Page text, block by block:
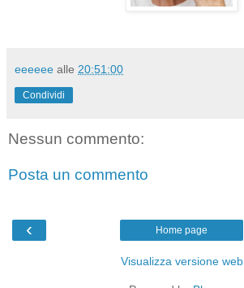
eeeeee alle 20:51:00
Condividi
Nessun commento:
Posta un commento
‹ Home page
Visualizza versione web